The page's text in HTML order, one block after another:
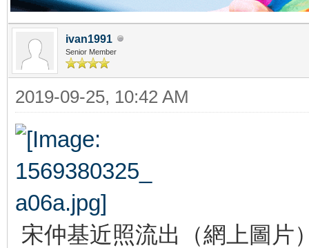
ivan1991
Senior Member
2019-09-25, 10:42 AM
宋仲基近照流出（網上圖片